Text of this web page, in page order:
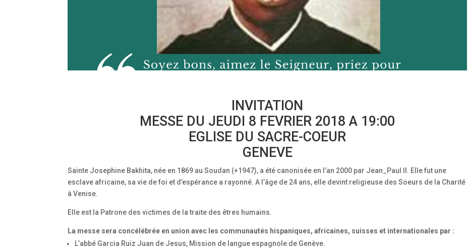
INVITATION
MESSE DU JEUDI 8 FEVRIER 2018 A 19:00
EGLISE DU SACRE-COEUR
GENEVE
Sainte Josephine Bakhita, née en 1869 au Soudan (+1947), a été canonisée en l’an 2000 par Jean_Paul II. Elle fut une
esclave africaine, sa vie de foi et d’espérance a rayonné. A l’âge de 24 ans, elle devint religieuse des Soeurs de la Charité
à Venise.
Elle est la Patrone des victimes de la traite des êtres humains.
La messe sera concélébrée en union avec les communautés hispaniques, africaines, suisses et internationales par :
L’abbé Garcia Ruiz Juan de Jesus, Mission de langue espagnole de Genève.